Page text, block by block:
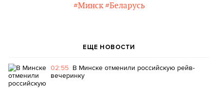
#Минск #Беларусь
ЕЩЕ НОВОСТИ
02:55 В Минске отменили российскую рейв-
вечеринку